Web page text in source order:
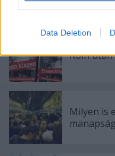
Data Deletion
Köln után
Milyen is